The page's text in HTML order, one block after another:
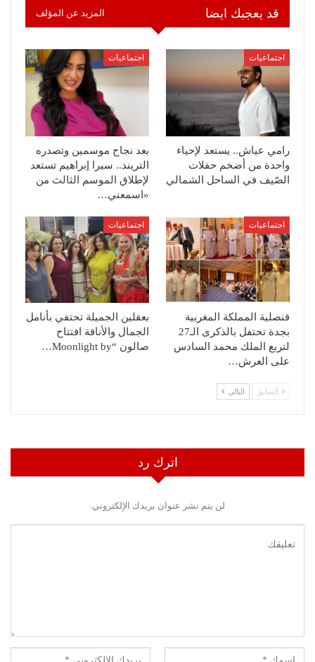
قد يعجبك ايضا المزيد عن المؤلف
اجتماعيات
رامي عياش.. يستعد لإحياء
واحدة من أضخم حفلات
الصّيف في الساحل الشمالي
اجتماعيات
بعد نجاح موسمين وتصدره
التريند.. سيرا إبراهيم تستعد
لإطلاق الموسم الثالث من
«اسمعني…
اجتماعيات
قنصلية المملكة المغربية
بجدة تحتفل بالذكرى الـ27
لتربع الملك محمد السادس
على العرش…
اجتماعيات
بعقلين الجميلة تحتفي بأنامل
الجمال والأناقة افتتاح
صالون “Moonlight by…
السابق التالي
اترك رد
لن يتم نشر عنوان بريدك الإلكتروني.